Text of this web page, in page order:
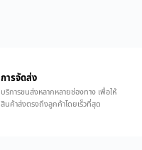
การจัดส่ง
บริการขนส่งหลากหลายช่องทาง เพื่อให้
สินค้าส่งตรงถึงลูกค้าโดยเร็วที่สุด